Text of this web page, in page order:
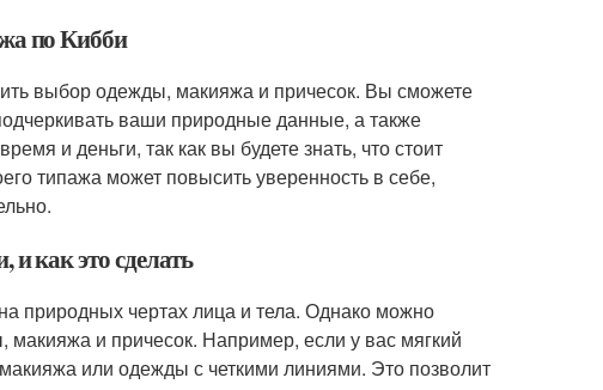
по Кибби
выбор одежды, макияжа и причесок. Вы сможете
ваши природные данные, а также
и деньги, так как вы будете знать, что стоит
типажа может повысить уверенность в себе,
как это сделать
природных чертах лица и тела. Однако можно
и причесок. Например, если у вас мягкий
или одежды с четкими линиями. Это позволит